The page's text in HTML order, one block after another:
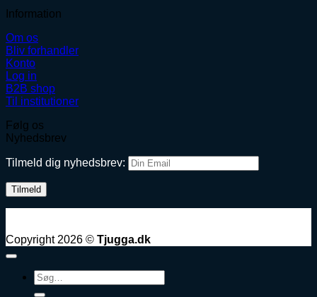
Information
Om os
Bliv forhandler
Konto
Log in
B2B shop
Til institutioner
Følg os
Nyhedsbrev
Tilmeld dig nyhedsbrev:
Copyright 2026 © Tjugga.dk
Søg
efter: